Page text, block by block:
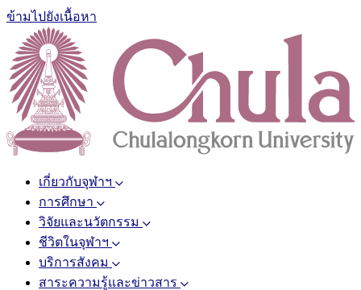
ข้ามไปยังเนื้อหา
เกี่ยวกับจุฬาฯ
การศึกษา
วิจัยและนวัตกรรม
ชีวิตในจุฬาฯ
บริการสังคม
สาระความรู้และข่าวสาร